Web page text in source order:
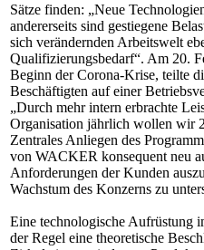
Sätze finden: „Neue
andererseits sind gestiegene
sich verändernden Arbeitswelt
Qualifizierungsbedarf“. Am 20.
Beginn der Corona-Krise, teilte
Beschäftigten auf einer
„Durch mehr intern erbrachte
Organisation jährlich wollen wir
Zentrales Anliegen des
von WACKER konsequent neu
Anforderungen der Kunden
Wachstum des Konzerns zu
Eine technologische Aufrüstung
der Regel eine theoretische